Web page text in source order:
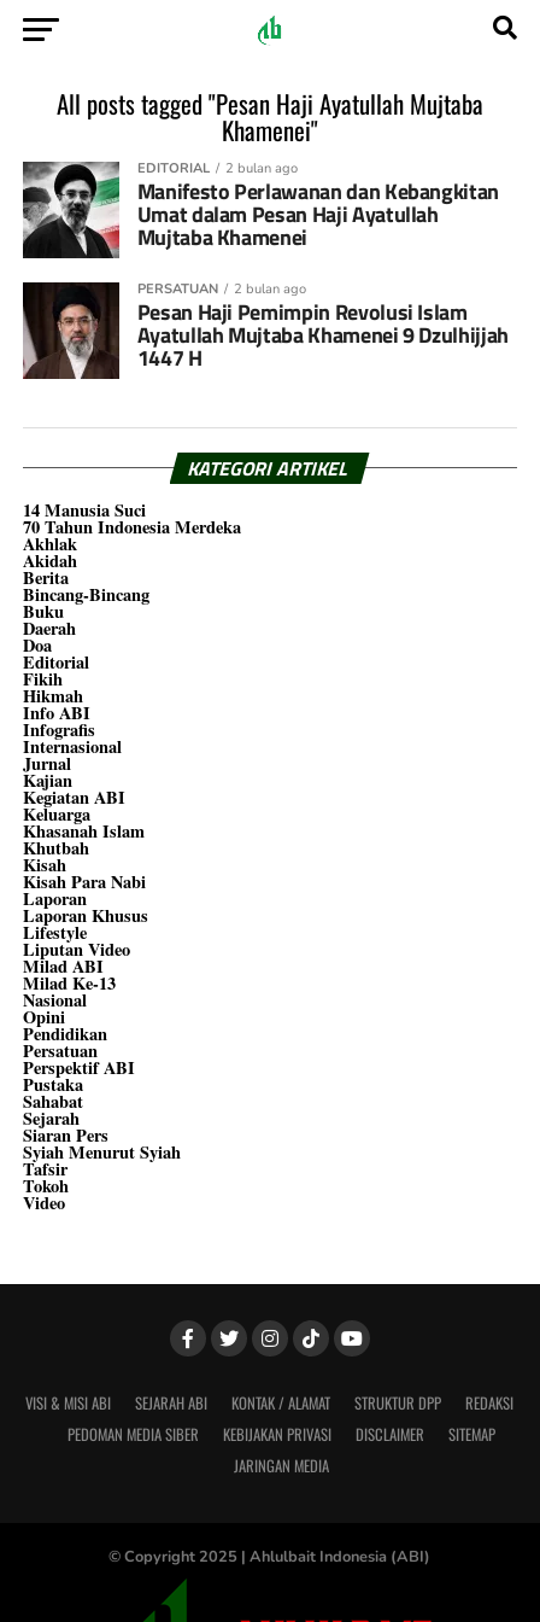
All posts tagged "Pesan Haji Ayatullah Mujtaba
Khamenei"
EDITORIAL 2 bulan ago
Manifesto Perlawanan dan Kebangkitan
Umat dalam Pesan Haji Ayatullah
Mujtaba Khamenei
PERSATUAN 2 bulan ago
Pesan Haji Pemimpin Revolusi Islam
Ayatullah Mujtaba Khamenei 9 Dzulhijjah
1447 H
KATEGORI ARTIKEL
14 Manusia Suci
70 Tahun Indonesia Merdeka
Akhlak
Akidah
Berita
Bincang-Bincang
Buku
Daerah
Doa
Editorial
Fikih
Hikmah
Info ABI
Infografis
Internasional
Jurnal
Kajian
Kegiatan ABI
Keluarga
Khasanah Islam
Khutbah
Kisah
Kisah Para Nabi
Laporan
Laporan Khusus
Lifestyle
Liputan Video
Milad ABI
Milad Ke-13
Nasional
Opini
Pendidikan
Persatuan
Perspektif ABI
Pustaka
Sahabat
Sejarah
Siaran Pers
Syiah Menurut Syiah
Tafsir
Tokoh
Video
VISI & MISI ABI SEJARAH ABI KONTAK / ALAMAT STRUKTUR DPP
REDAKSI
PEDOMAN MEDIA SIBER
KEBIJAKAN PRIVASI DISCLAIMER
SITEMAP
JARINGAN MEDIA
© Copyright 2025 | Ahlulbait Indonesia (ABI)